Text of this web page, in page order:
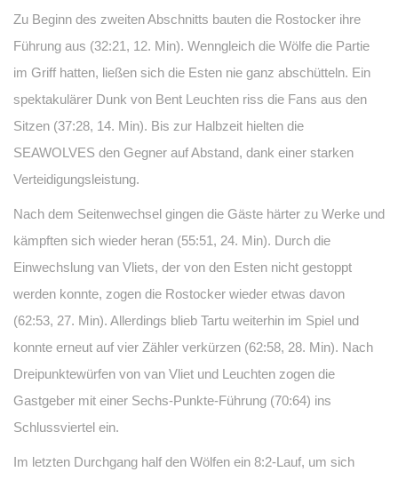
Zu Beginn des zweiten Abschnitts bauten die Rostocker ihre
Führung aus (32:21, 12. Min). Wenngleich die Wölfe die Partie
im Griff hatten, ließen sich die Esten nie ganz abschütteln. Ein
spektakulärer Dunk von Bent Leuchten riss die Fans aus den
Sitzen (37:28, 14. Min). Bis zur Halbzeit hielten die
SEAWOLVES den Gegner auf Abstand, dank einer starken
Verteidigungsleistung.
Nach dem Seitenwechsel gingen die Gäste härter zu Werke und
kämpften sich wieder heran (55:51, 24. Min). Durch die
Einwechslung van Vliets, der von den Esten nicht gestoppt
werden konnte, zogen die Rostocker wieder etwas davon
(62:53, 27. Min). Allerdings blieb Tartu weiterhin im Spiel und
konnte erneut auf vier Zähler verkürzen (62:58, 28. Min). Nach
Dreipunktewürfen von van Vliet und Leuchten zogen die
Gastgeber mit einer Sechs-Punkte-Führung (70:64) ins
Schlussviertel ein.
Im letzten Durchgang half den Wölfen ein 8:2-Lauf, um sich